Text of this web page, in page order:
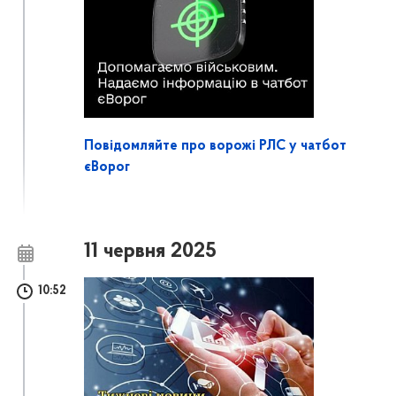
Повідомляйте про ворожі РЛС у чатбот
єВорог
11 червня 2025
10:52